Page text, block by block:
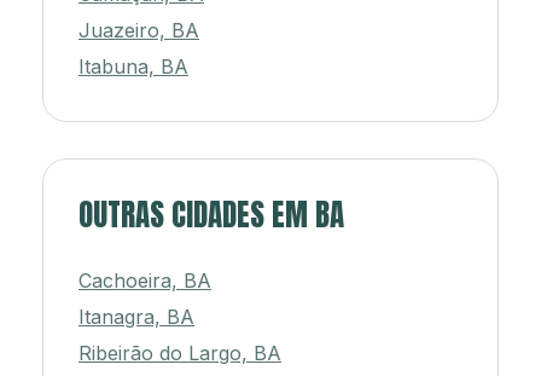
Juazeiro, BA
Itabuna, BA
OUTRAS CIDADES EM BA
Cachoeira, BA
Itanagra, BA
Ribeirão do Largo, BA